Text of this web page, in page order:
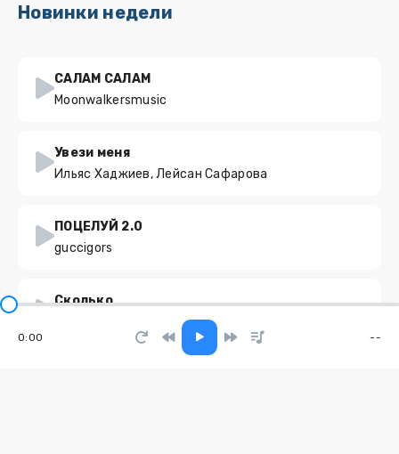
Новинки недели
САЛАМ САЛАМ
Moonwalkersmusic
Увези меня
Ильяс Хаджиев, Лейсан Сафарова
ПОЦЕЛУЙ 2.0
guccigors
Сколько
0:00 --